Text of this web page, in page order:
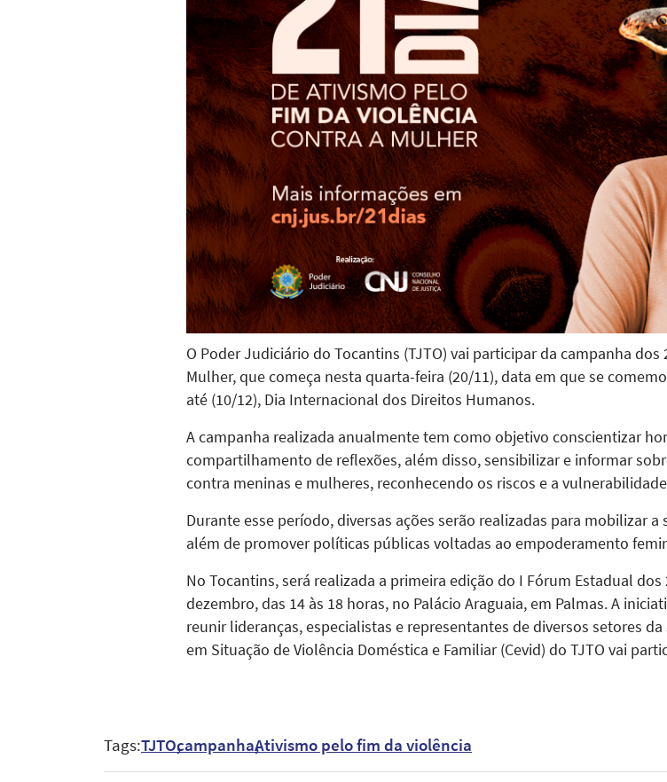
O Poder Judiciário do Tocantins (TJTO) vai participar da campanha
Mulher, que começa nesta quarta-feira (20/11), data em que se
até (10/12), Dia Internacional dos Direitos Humanos.
A campanha realizada anualmente tem como objetivo conscientizar
compartilhamento de reflexões, além disso, sensibilizar e informar
contra meninas e mulheres, reconhecendo os riscos e a
Durante esse período, diversas ações serão realizadas para mobilizar
além de promover políticas públicas voltadas ao empoderamento
No Tocantins, será realizada a primeira edição do I Fórum Estadual
dezembro, das 14 às 18 horas, no Palácio Araguaia, em Palmas. A
reunir lideranças, especialistas e representantes de diversos setores
em Situação de Violência Doméstica e Familiar (Cevid) do TJTO vai
Tags:TJTOcampanhaAtivismo pelo fim da violência